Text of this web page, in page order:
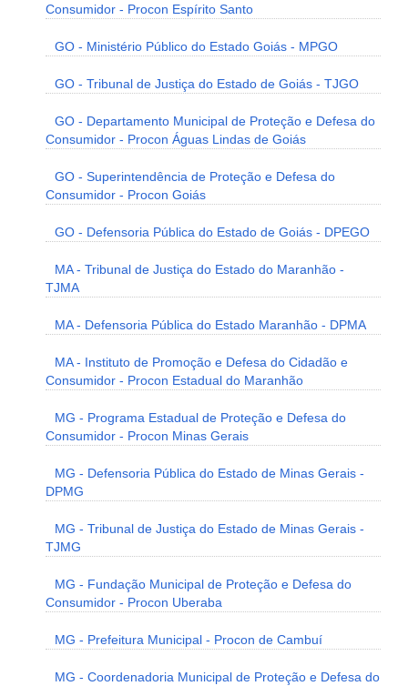
Consumidor - Procon Espírito Santo
GO - Ministério Público do Estado Goiás - MPGO
GO - Tribunal de Justiça do Estado de Goiás - TJGO
GO - Departamento Municipal de Proteção e Defesa do
Consumidor - Procon Águas Lindas de Goiás
GO - Superintendência de Proteção e Defesa do
Consumidor - Procon Goiás
GO - Defensoria Pública do Estado de Goiás - DPEGO
MA - Tribunal de Justiça do Estado do Maranhão -
TJMA
MA - Defensoria Pública do Estado Maranhão - DPMA
MA - Instituto de Promoção e Defesa do Cidadão e
Consumidor - Procon Estadual do Maranhão
MG - Programa Estadual de Proteção e Defesa do
Consumidor - Procon Minas Gerais
MG - Defensoria Pública do Estado de Minas Gerais -
DPMG
MG - Tribunal de Justiça do Estado de Minas Gerais -
TJMG
MG - Fundação Municipal de Proteção e Defesa do
Consumidor - Procon Uberaba
MG - Prefeitura Municipal - Procon de Cambuí
MG - Coordenadoria Municipal de Proteção e Defesa do